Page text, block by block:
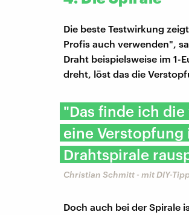
Die beste Testwirkung
Profis auch verwenden",
Draht beispielsweise im 1-
dreht, löst das die
"Das finde ich
eine
Drahtspirale
Christian Schmitt - mit DIY-
Doch auch bei der Spirale